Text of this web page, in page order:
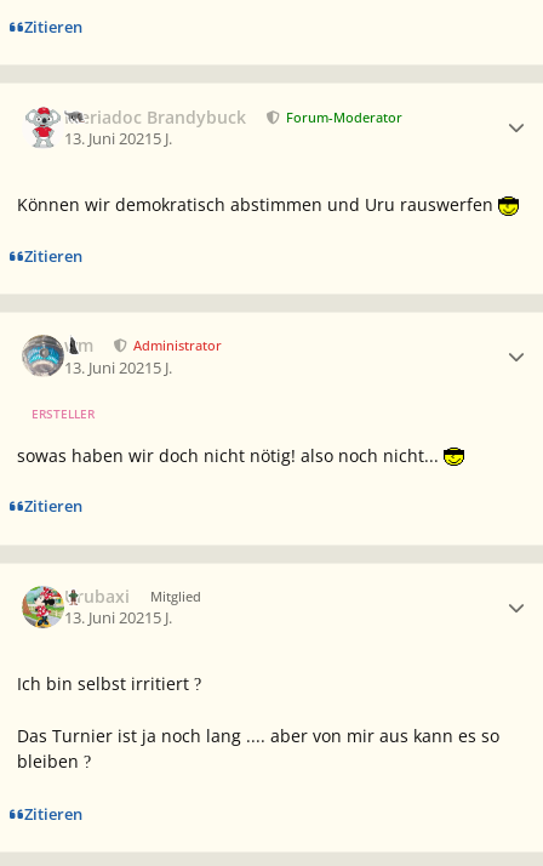
Zitieren
Meriadoc Brandybuck Forum-Moderator
13. Juni 20215 J.
Können wir demokratisch abstimmen und Uru rauswerfen
Zitieren
wm Administrator
13. Juni 20215 J.
ERSTELLER
sowas haben wir doch nicht nötig! also noch nicht...
Zitieren
Urubaxi Mitglied
13. Juni 20215 J.
Ich bin selbst irritiert ?
Das Turnier ist ja noch lang .... aber von mir aus kann es so
bleiben ?
Zitieren